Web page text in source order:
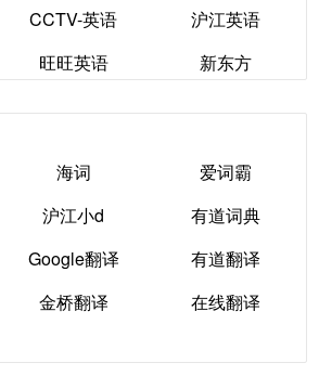
李阳疯狂英语
在线英语听力室
CCTV-英语
CCTV-英语
沪江英语
沪江英语
旺旺英语
旺旺英语
新东方
新东方
海词
海词
爱词霸
爱词霸
沪江小d
沪江小d
有道词典
有道词典
Google翻译
Google翻译
有道翻译
有道翻译
金桥翻译
在线翻译